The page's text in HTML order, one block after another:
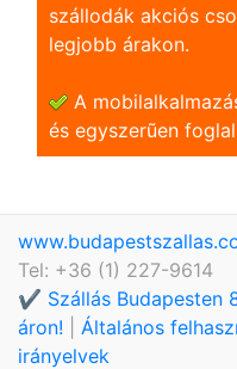
szállodák akciós
legjobb árakon.
A
és egyszerũen
Tel: +36 (1) 227-9614
✔️ Szállás Budapesten
áron!
Általános
irányelvek